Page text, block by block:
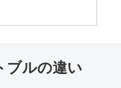
ブルの違い